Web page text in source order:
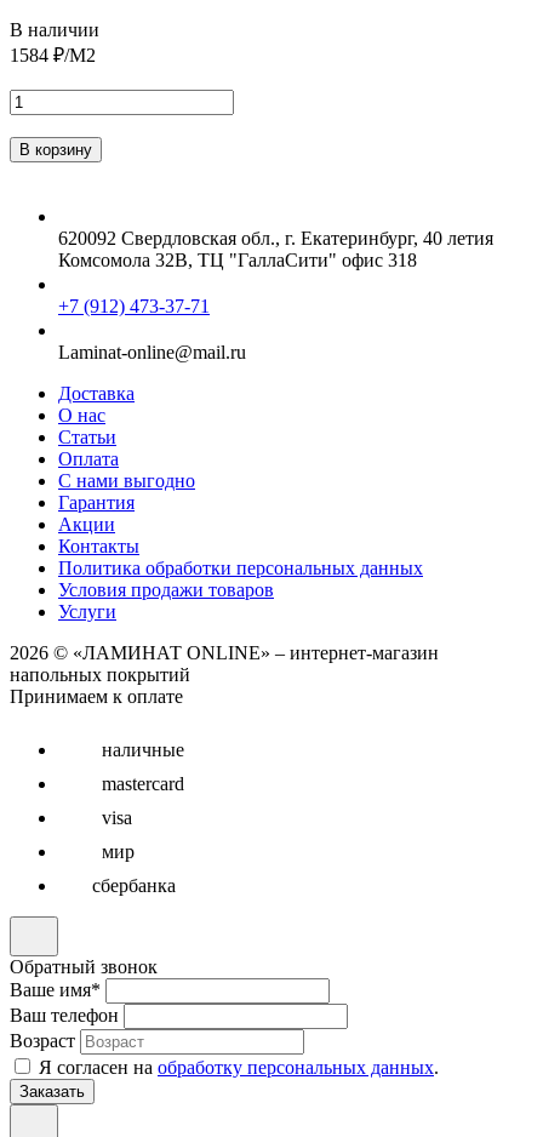
В наличии
1584 ₽/М2
620092 Свердловская обл., г. Екатеринбург, 40 летия
Комсомола 32В, ТЦ "ГаллаСити" офис 318
+7 (912) 473-37-71
Laminat-online@mail.ru
Доставка
О нас
Статьи
Оплата
С нами выгодно
Гарантия
Акции
Контакты
Политика обработки персональных данных
Условия продажи товаров
Услуги
2026 © «ЛАМИНАТ ONLINE» – интернет-магазин
напольных покрытий
Принимаем к оплате
наличные
mastercard
visa
мир
сбербанка
Обратный звонок
Ваше имя*
Ваш телефон
Возраст
Я согласен на обработку персональных данных.